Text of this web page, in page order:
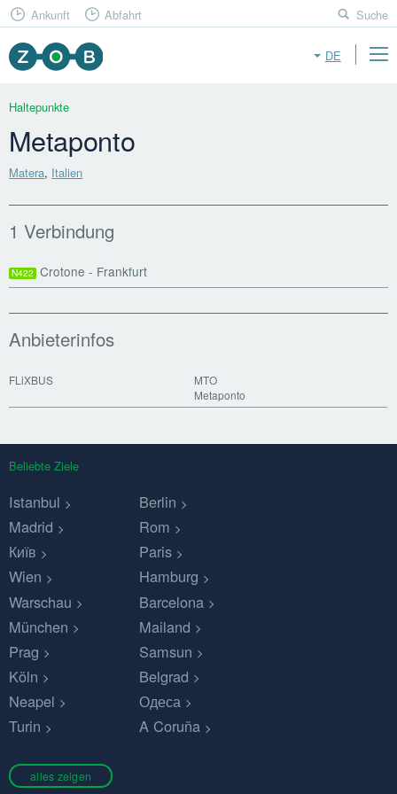
DE
Ankunft Abfahrt Suche
Haltepunkte
Metaponto
Matera, Italien
1 Verbindung
N422 Crotone - Frankfurt
Anbieterinfos
FLiXBUS
MTO
Metaponto
Beliebte Ziele
Istanbul
Berlin
Madrid
Rom
Київ
Paris
Wien
Hamburg
Warschau
Barcelona
München
Mailand
Prag
Samsun
Köln
Belgrad
Neapel
Одеса
Turin
A Coruña
alles zeigen